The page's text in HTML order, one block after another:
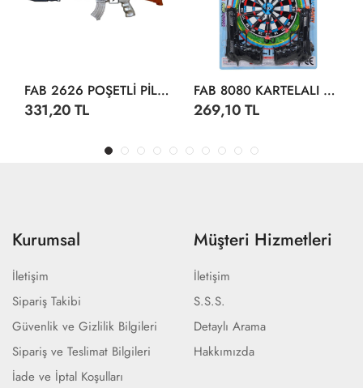
FAB 2626 POŞETLİ PİLLİ KASATURALI TÜFEK
331,20 TL
FAB 8080 KARTELALI 4 TABANCALI POLİS SETİ
269,10 TL
Kurumsal
İletişim
Sipariş Takibi
Güvenlik ve Gizlilik Bilgileri
Sipariş ve Teslimat Bilgileri
İade ve İptal Koşulları
Müşteri Hizmetleri
İletişim
S.S.S.
Detaylı Arama
Hakkımızda